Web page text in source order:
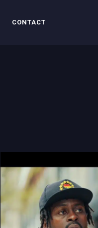
CONTACT